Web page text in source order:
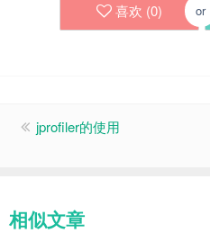
喜欢 (0) or
jprofiler的使用
相似文章